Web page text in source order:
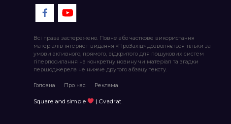
Всі права застережено. Повне або часткове використання
матеріалів інтернет-видання «ПроЗахід» дозволяється тільки за
умови активного, прямого, відкритого для пошукових систем
гіперпосилання на конкретну новину чи матеріал та згадки
першоджерела не нижче другого абзацу тексту.
Головна Про нас Реклама
Square and simple | Cvadrat